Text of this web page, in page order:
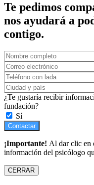
Te pedimos
nos ayudará a
contigo.
¿Te gustaría recibir
fundación?
Sí
Contactar
¡Importante! Al dar clic en
información del psicólogo
CERRAR